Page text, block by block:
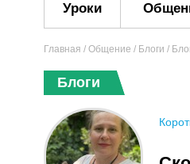
Уроки
Главная / Общение / Блоги /
Блоги